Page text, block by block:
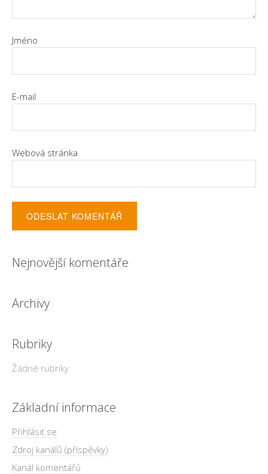
Jméno
E-mail
Webová stránka
Nejnovější komentáře
Archivy
Rubriky
Žádné rubriky
Základní informace
Přihlásit se
Zdroj kanálů (příspěvky)
Kanál komentářů